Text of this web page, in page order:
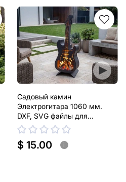
Садовый камин
Электрогитара 1060 мм.
DXF, SVG файлы для
лазерной, плазменной резки
$ 15.00 i